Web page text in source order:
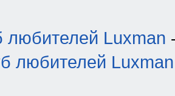
любителей Luxman
любителей Luxman